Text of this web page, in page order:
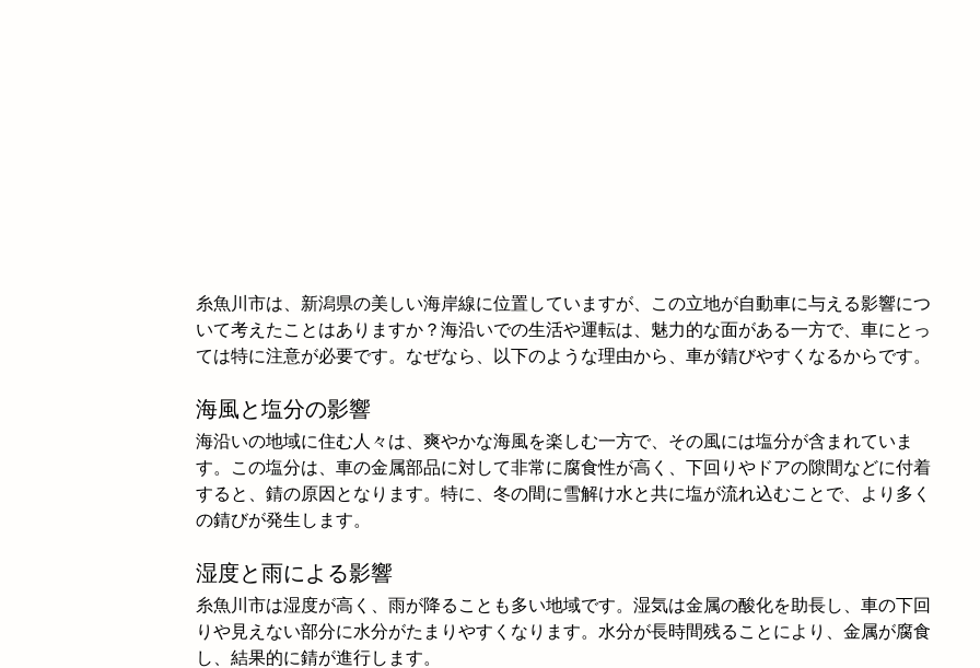
糸魚川市は、新潟県の美しい海岸線に位置していますが、この立地が自動車に与える影響につ
いて考えたことはありますか？海沿いでの生活や運転は、魅力的な面がある一方で、車にとっ
ては特に注意が必要です。なぜなら、以下のような理由から、車が錆びやすくなるからです。
海風と塩分の影響
海沿いの地域に住む人々は、爽やかな海風を楽しむ一方で、その風には塩分が含まれていま
す。この塩分は、車の金属部品に対して非常に腐食性が高く、下回りやドアの隙間などに付着
すると、錆の原因となります。特に、冬の間に雪解け水と共に塩が流れ込むことで、より多く
の錆びが発生します。
湿度と雨による影響
糸魚川市は湿度が高く、雨が降ることも多い地域です。湿気は金属の酸化を助長し、車の下回
りや見えない部分に水分がたまりやすくなります。水分が長時間残ることにより、金属が腐食
し、結果的に錆が進行します。